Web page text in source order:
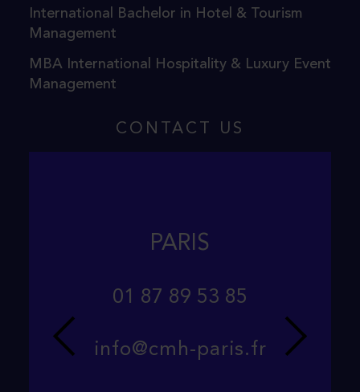
International Bachelor in Hotel & Tourism
Management
MBA International Hospitality & Luxury Event
Management
CONTACT US
PARIS
01 87 89 53 85
info@cmh-paris.fr